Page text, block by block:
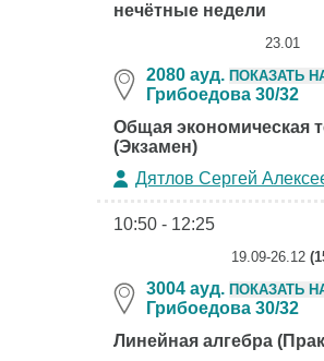
нечётные недели
23.01
2080 ауд. ПОКАЗАТЬ
Грибоедова 30/32
Общая экономическая
(Экзамен)
Дятлов Сергей
10:50 - 12:25
19.09-26.12
3004 ауд. ПОКАЗАТЬ
Грибоедова 30/32
Линейная алгебра